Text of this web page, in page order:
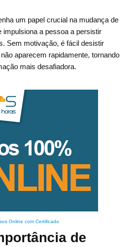
um papel crucial na mudança de
impulsiona a pessoa a persistir
Sem motivação, é fácil desistir
aparecem rapidamente, tornando
mais desafiadora.
Online com Certificado
de